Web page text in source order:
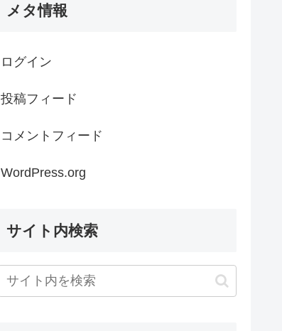
メタ情報
ログイン
投稿フィード
コメントフィード
WordPress.org
サイト内検索